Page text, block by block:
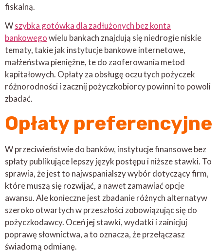
fiskalną.
Wszybka gotówka dla zadłużonych bez konta
bankowegowielu bankach znajdują się niedrogie niskie
tematy, takie jak instytucje bankowe internetowe,
małżeństwa pieniężne, te do zaoferowania metod
kapitałowych. Opłaty za obsługę oczu tych pożyczek
różnorodności i zacznij pożyczkobiorcy powinni to powoli
zbadać.
Opłaty preferencyjne
W przeciwieństwie do banków, instytucje finansowe bez
spłaty publikujące lepszy język postępu i niższe stawki. To
sprawia, że ​​jest to najwspanialszy wybór dotyczący firm,
które muszą się rozwijać, a nawet zamawiać opcje
awansu. Ale konieczne jest zbadanie różnych alternatyw
szeroko otwartych w przeszłości zobowiązując się do
pożyczkodawcy. Oceń jej stawki, wydatki i zainicjuj
poprawę słownictwa, a to oznacza, że ​​przełączasz
świadomą odmianę.